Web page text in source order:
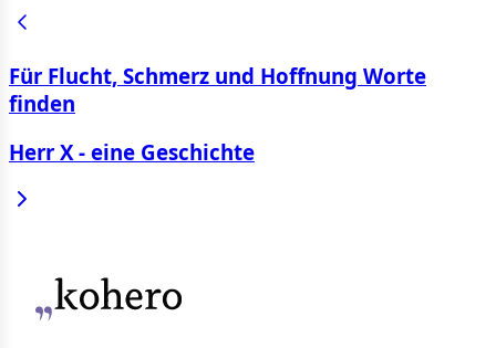
Für Flucht, Schmerz und Hoffnung Worte
finden
Herr X - eine Geschichte